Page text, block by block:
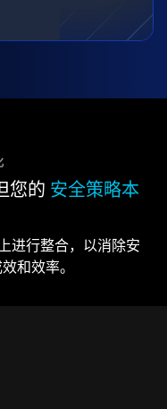
您的 安全策略本
进行整合，以消除安
和效率。